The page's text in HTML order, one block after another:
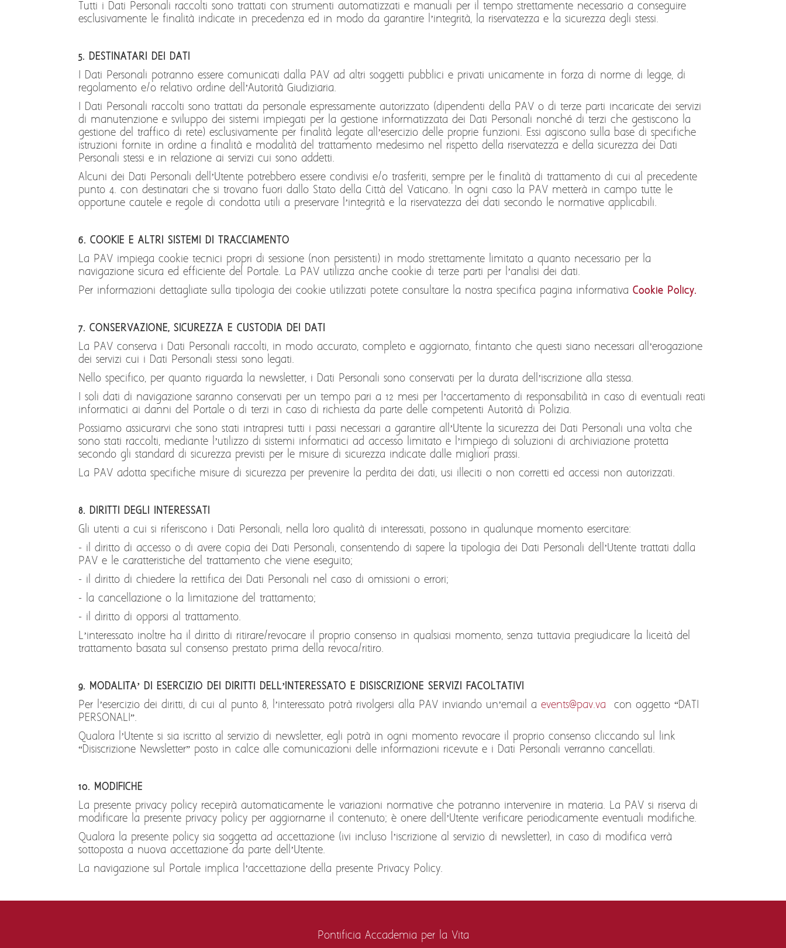
Tutti i Dati Personali raccolti sono trattati con strumenti automatizzati e manuali per il tempo strettamente necessario a conseguire
esclusivamente le finalità indicate in precedenza ed in modo da garantire l’integrità, la riservatezza e la sicurezza degli stessi.
5. DESTINATARI DEI DATI
I Dati Personali potranno essere comunicati dalla PAV ad altri soggetti pubblici e privati unicamente in forza di norme di legge, di
regolamento e/o relativo ordine dell’Autorità Giudiziaria.
I Dati Personali raccolti sono trattati da personale espressamente autorizzato (dipendenti della PAV o di terze parti incaricate dei servizi
di manutenzione e sviluppo dei sistemi impiegati per la gestione informatizzata dei Dati Personali nonché di terzi che gestiscono la
gestione del traffico di rete) esclusivamente per finalità legate all’esercizio delle proprie funzioni. Essi agiscono sulla base di specifiche
istruzioni fornite in ordine a finalità e modalità del trattamento medesimo nel rispetto della riservatezza e della sicurezza dei Dati
Personali stessi e in relazione ai servizi cui sono addetti.
Alcuni dei Dati Personali dell’Utente potrebbero essere condivisi e/o trasferiti, sempre per le finalità di trattamento di cui al precedente
punto 4. con destinatari che si trovano fuori dallo Stato della Città del Vaticano. In ogni caso la PAV metterà in campo tutte le
opportune cautele e regole di condotta utili a preservare l’integrità e la riservatezza dei dati secondo le normative applicabili.
6. COOKIE E ALTRI SISTEMI DI TRACCIAMENTO
La PAV impiega cookie tecnici propri di sessione (non persistenti) in modo strettamente limitato a quanto necessario per la
navigazione sicura ed efficiente del Portale. La PAV utilizza anche cookie di terze parti per l’analisi dei dati.
Per informazioni dettagliate sulla tipologia dei cookie utilizzati potete consultare la nostra specifica pagina informativaCookie Policy.
7. CONSERVAZIONE, SICUREZZA E CUSTODIA DEI DATI
La PAV conserva i Dati Personali raccolti, in modo accurato, completo e aggiornato, fintanto che questi siano necessari all’erogazione
dei servizi cui i Dati Personali stessi sono legati.
Nello specifico, per quanto riguarda la newsletter, i Dati Personali sono conservati per la durata dell’iscrizione alla stessa.
I soli dati di navigazione saranno conservati per un tempo pari a 12 mesi per l’accertamento di responsabilità in caso di eventuali reati
informatici ai danni del Portale o di terzi in caso di richiesta da parte delle competenti Autorità di Polizia.
Possiamo assicurarvi che sono stati intrapresi tutti i passi necessari a garantire all’Utente la sicurezza dei Dati Personali una volta che
sono stati raccolti, mediante l’utilizzo di sistemi informatici ad accesso limitato e l’impiego di soluzioni di archiviazione protetta
secondo gli standard di sicurezza previsti per le misure di sicurezza indicate dalle migliori prassi.
La PAV adotta specifiche misure di sicurezza per prevenire la perdita dei dati, usi illeciti o non corretti ed accessi non autorizzati.
8. DIRITTI DEGLI INTERESSATI
Gli utenti a cui si riferiscono i Dati Personali, nella loro qualità di interessati, possono in qualunque momento esercitare:
- il diritto di accesso o di avere copia dei Dati Personali, consentendo di sapere la tipologia dei Dati Personali dell’Utente trattati dalla
PAV e le caratteristiche del trattamento che viene eseguito;
- il diritto di chiedere la rettifica dei Dati Personali nel caso di omissioni o errori;
- la cancellazione o la limitazione del trattamento;
- il diritto di opporsi al trattamento.
L’interessato inoltre ha il diritto di ritirare/revocare il proprio consenso in qualsiasi momento, senza tuttavia pregiudicare la liceità del
trattamento basata sul consenso prestato prima della revoca/ritiro.
9. MODALITA’ DI ESERCIZIO DEI DIRITTI DELL’INTERESSATO E DISISCRIZIONE SERVIZI FACOLTATIVI
Per l’esercizio dei diritti, di cui al punto 8, l’interessato potrà rivolgersi alla PAV inviando un’email aevents@pav.va con oggetto “DATI
PERSONALI”.
Qualora l’Utente si sia iscritto al servizio di newsletter, egli potrà in ogni momento revocare il proprio consenso cliccando sul link
“Disiscrizione Newsletter” posto in calce alle comunicazioni delle informazioni ricevute e i Dati Personali verranno cancellati.
10. MODIFICHE
La presente privacy policy recepirà automaticamente le variazioni normative che potranno intervenire in materia. La PAV si riserva di
modificare la presente privacy policy per aggiornarne il contenuto; è onere dell’Utente verificare periodicamente eventuali modifiche.
Qualora la presente policy sia soggetta ad accettazione (ivi incluso l’iscrizione al servizio di newsletter), in caso di modifica verrà
sottoposta a nuova accettazione da parte dell’Utente.
La navigazione sul Portale implica l’accettazione della presente Privacy Policy.
Pontificia Accademia per la Vita